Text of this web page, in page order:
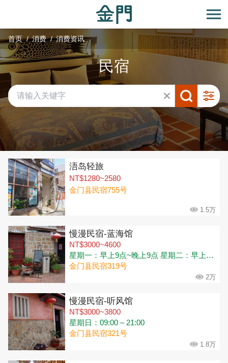
主
要
内
容
开
首页 消费 消费资讯
民宿
共有 292 间店家
浯岛轻旅
NT$1280~2580
金门县民宿755号
1.5万
慢漫民宿-蓝海馆
NT$3000~4600
星期一：早上9点~晚上9点 星期二：早上9点~晚上9点 星期三：早上9点~晚上9点 星期四：早上9点~晚上9点 星期五：早上9点~晚上9点 星期六：早上9点~晚上9点 星期日：早上9点~晚上9点
金门县民宿319号
2万
慢漫民宿-听风馆
NT$3000~3800
星期日：09:00 – 21:00
金门县民宿321号
1.8万